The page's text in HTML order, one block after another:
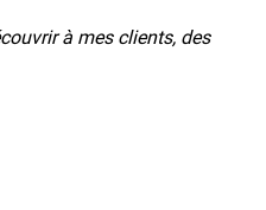
à mes clients, des